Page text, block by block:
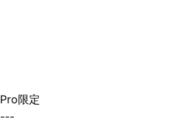
Pro限定
---